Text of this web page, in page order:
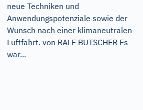
neue Techniken und
Anwendungspotenziale sowie der
Wunsch nach einer klimaneutralen
Luftfahrt. von RALF BUTSCHER Es
war...